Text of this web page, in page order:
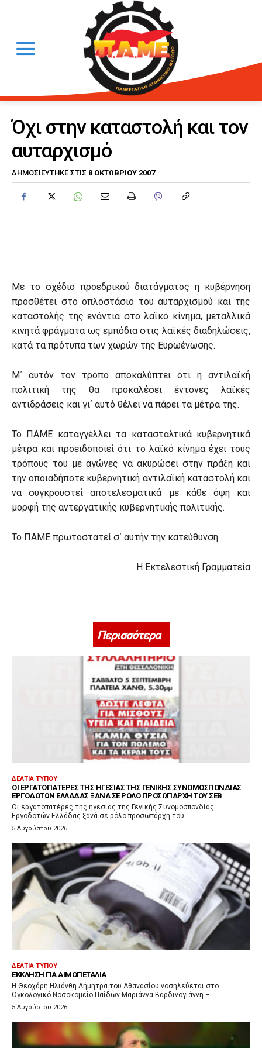
Όχι στην καταστολή και τον
αυταρχισμό
ΔΗΜΟΣΙΕΎΤΗΚΕ ΣΤΙΣ 8 ΟΚΤΩΒΡΊΟΥ 2007
Με το σχέδιο προεδρικού διατάγματος η κυβέρνηση
προσθέτει στο οπλοστάσιο του αυταρχισμού και της
καταστολής της ενάντια στο λαϊκό κίνημα, μεταλλικά
κινητά φράγματα ως εμπόδια στις λαϊκές διαδηλώσεις,
κατά τα πρότυπα των χωρών της Ευρωένωσης.
Μ΄ αυτόν τον τρόπο αποκαλύπτει ότι η αντιλαϊκή
πολιτική της θα προκαλέσει έντονες λαϊκές
αντιδράσεις και γι΄ αυτό θέλει να πάρει τα μέτρα της.
Το ΠΑΜΕ καταγγέλλει τα κατασταλτικά κυβερνητικά
μέτρα και προειδοποιεί ότι το λαϊκό κίνημα έχει τους
τρόπους του με αγώνες να ακυρώσει στην πράξη και
την οποιαδήποτε κυβερνητική αντιλαϊκή καταστολή και
να συγκρουστεί αποτελεσματικά με κάθε όψη και
μορφή της αντεργατικής κυβερνητικής πολιτικής.
Το ΠΑΜΕ πρωτοστατεί σ΄ αυτήν την κατεύθυνση.
Η Εκτελεστική Γραμματεία
Περισσότερα
ΔΕΛΤΊΑ ΤΎΠΟΥ
ΟΙ ΕΡΓΑΤΟΠΑΤΈΡΕΣ ΤΗΣ ΗΓΕΣΊΑΣ ΤΗΣ ΓΕΝΙΚΉΣ ΣΥΝΟΜΟΣΠΟΝΔΊΑΣ
ΕΡΓΟΔΟΤΏΝ ΕΛΛΆΔΑΣ ΞΑΝΆ ΣΕ ΡΌΛΟ ΠΡΟΣΩΠΆΡΧΗ ΤΟΥ ΣΕΒ
Οι εργατοπατέρες της ηγεσίας της Γενικής Συνομοσπονδίας
Εργοδοτών Ελλάδας ξανά σε ρόλο προσωπάρχη του...
5 Αυγούστου 2026
ΔΕΛΤΊΑ ΤΎΠΟΥ
ΈΚΚΛΗΣΗ ΓΙΑ ΑΙΜΟΠΕΤΆΛΙΑ
Η Θεοχάρη Ηλιάνθη Δήμητρα του Αθανασίου νοσηλεύεται στο
Ογκολογικό Νοσοκομείο Παίδων Μαριάννα Βαρδινογιάννη –...
5 Αυγούστου 2026